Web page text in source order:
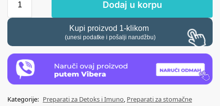
Dodaj u korpu
Kupi proizvod 1-klikom
(unesi podatke i pošalji narudžbu)
Kategorije: Preparati za Detoks i Imuno, Preparati za stomačne